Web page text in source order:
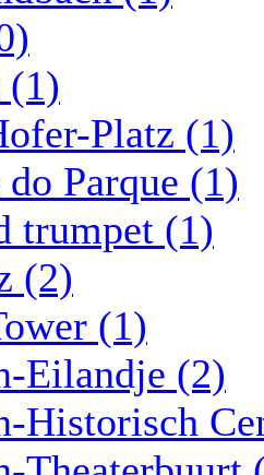
(1)
Platz (1)
Parque (1)
trumpet (1)
(2)
(1)
Eilandje (2)
Historisch